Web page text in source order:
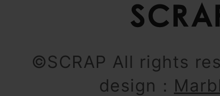
©SCRAP All rights
design：